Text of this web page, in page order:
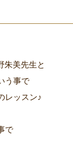
朱美先生と
う事で
レッスン♪
で